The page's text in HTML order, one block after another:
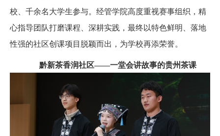
校、千余名大学生参与。经管学院高度重视赛事组织，精
心指导团队打磨课程、深耕实践，最终以特色鲜明、落地
性强的社区创课项目脱颖而出，为学校再添荣誉。
黔新茶香润社区——一堂会讲故事的贵州茶课